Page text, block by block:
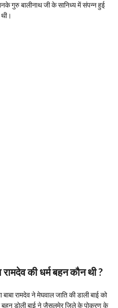
उनके गुरु बालीनाथ जी के सानिध्य में संपन्न हुई
थी।
रामदेव की धर्म बहन कौन थी ?
रामदेव ने मेघवाल जाति की डाली बाई को
बहन डोली बाई ने जैसलमेर जिले के पोकरण के